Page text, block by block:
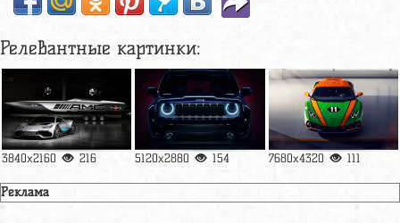
Релевантные картинки:
3840x2160 216 5120x2880 154 7680x4320 111
Реклама